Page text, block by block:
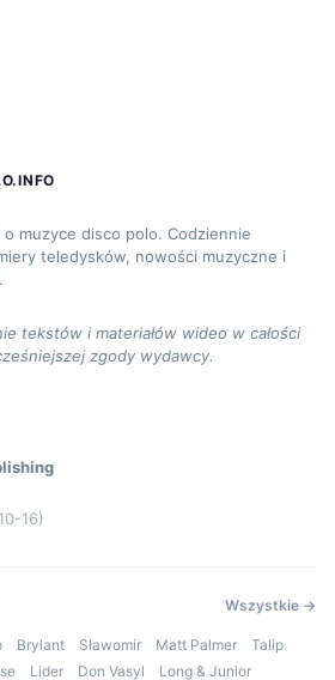
muzyce disco polo. Codziennie
teledysków, nowości muzyczne i
tekstów i materiałów wideo w całości
zgody wydawcy.
16)
Wszystkie →
Brylant Sławomir Matt Palmer
Talip
Lider Don Vasyl Long & Junior